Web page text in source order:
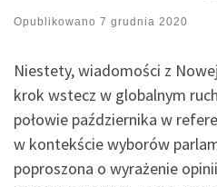
Opublikowano 7 grudnia 2020
Niestety, wiadomości z
krok wstecz w globalnym
połowie października w
w kontekście wyborów
poproszona o wyrażenie